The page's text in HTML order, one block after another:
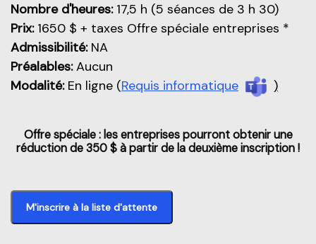
Nombre d'heures:17,5 h (5 séances de 3 h 30)
Prix: 1650 $ + taxes Offre spéciale entreprises *
Admissibilité:NA
Préalables:Aucun
Modalité:En ligne (Requis informatique )
Offre spéciale: les entreprises pourront obtenir une
réduction de 350 $à partir de la deuxième inscription !
M'inscrire à la liste d'attente